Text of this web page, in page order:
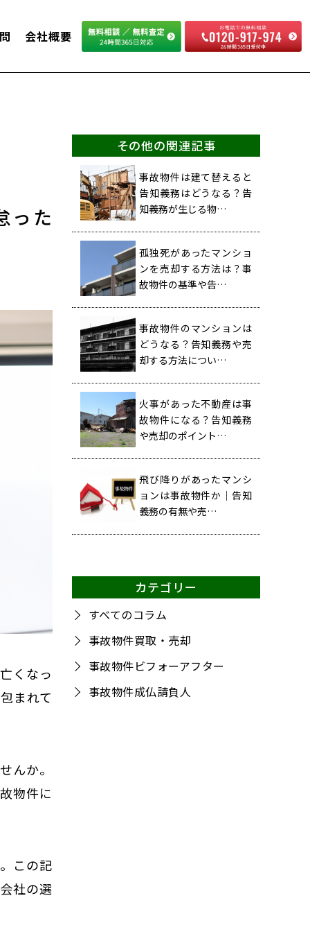
会社概要
った
くなっ
まれて
んか。
物件に
この記
社の選
その他の関連記事
事故物件は建て替えると
告知義務はどうなる？告
知義務が生じる物…
孤独死があったマンショ
ンを売却する方法は？事
故物件の基準や告…
事故物件のマンションは
どうなる？告知義務や売
却する方法につい…
火事があった不動産は事
故物件になる？告知義務
や売却のポイント…
飛び降りがあったマンシ
ョンは事故物件か｜告知
義務の有無や売…
カテゴリー
すべてのコラム
事故物件買取・売却
事故物件ビフォーアフター
事故物件成仏請負人